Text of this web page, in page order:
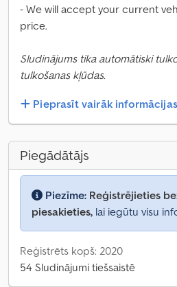
- We will accept your current
price.
Sludinājums tika automātiski
tulkošanas kļūdas.
Pieprasīt vairāk informācijas
Piegādātājs
Piezīme: Reģistrējieties
piesakieties, lai iegūtu visu
Reģistrēts kopš: 2020
54 Sludinājumi tiešsaistē